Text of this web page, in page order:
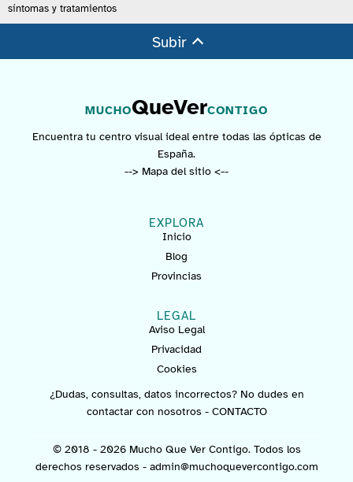
síntomas y tratamientos
Subir
MUCHOQueVerCONTIGO
Encuentra tu centro visual ideal entre todas las ópticas de
España.
--> Mapa del sitio <--
EXPLORA
Inicio
Blog
Provincias
LEGAL
Aviso Legal
Privacidad
Cookies
¿Dudas, consultas, datos incorrectos? No dudes en
contactar con nosotros - CONTACTO
© 2018 - 2026 Mucho Que Ver Contigo. Todos los
derechos reservados - admin@muchoquevercontigo.com